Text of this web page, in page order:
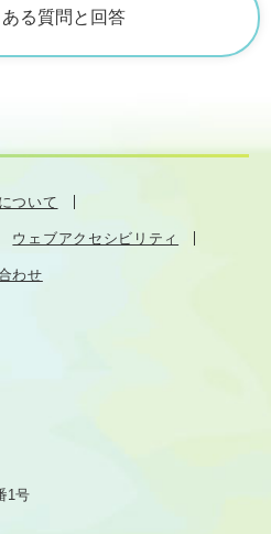
ある質問と回答
ついて
ウェブアクセシビリティ
わせ
1号